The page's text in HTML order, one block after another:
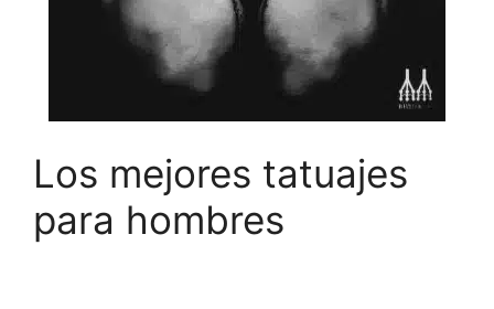
Los mejores tatuajes
para hombres